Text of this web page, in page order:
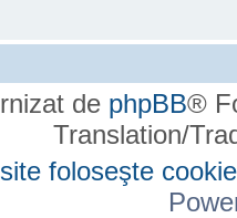
de phpBB®
Translation/
foloseşte